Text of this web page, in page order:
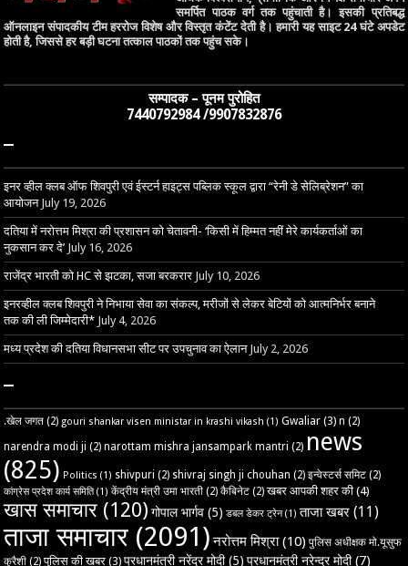
समर्पित पाठक वर्ग तक पहुंचाती है। इसकी प्रतिबद्ध
ऑनलाइन संपादकीय टीम हररोज विशेष और विस्तृत कंटेंट देती है। हमारी यह साइट 24 घंटे अपडेट
होती है, जिससे हर बड़ी घटना तत्काल पाठकों तक पहुंच सके।
सम्पादक – पूनम पुरोहित
7440792984 /9907832876
–
इनर व्हील क्लब ऑफ शिवपुरी एवं ईस्टर्न हाइट्स पब्लिक स्कूल द्वारा “रेनी डे सेलिब्रेशन” का
आयोजन July 19, 2026
दतिया में नरोत्तम मिश्रा की प्रशासन को चेतावनी- ‘किसी में हिम्मत नहीं मेरे कार्यकर्ताओं का
नुकसान कर दे’ July 16, 2026
राजेंद्र भारती को HC से झटका, सजा बरकरार July 10, 2026
इनरव्हील क्लब शिवपुरी ने निभाया सेवा का संकल्प, मरीजों से लेकर बेटियों को आत्मनिर्भर बनाने
तक की ली जिम्मेदारी* July 4, 2026
मध्य प्रदेश की दतिया विधानसभा सीट पर उपचुनाव का ऐलान July 2, 2026
–
.खेल जगत (2) gouri shankar visen ministar in krashi vikash (1) Gwaliar (3) n (2)
narendra modi ji (2) narottam mishra jansampark mantri (2) news
(825) Politics (1) shivpuri (2) shivraj singh ji chouhan (2) इन्वेस्टर्स समिट (2)
कांग्रेस प्रदेश कार्य समिति(1) केंद्रीय मंत्री उमा भारती (2) कैबिनेट (2) खबर आपकी शहर की (4)
खास समाचार (120) गोपाल भार्गव (5) डबल डेकर ट्रेन(1) ताजा खबर (11)
ताजा समाचार (2091) नरोत्तम मिश्रा(10) पुलिस अधीक्षक मो.यूसुफ
कुरैशी (2) पुलिस की खबर (3) प्रधानमंत्री नरेंद्र मोदी(5) प्रधानमंत्री नरेन्द्र मोदी(7)